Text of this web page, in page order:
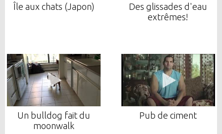
Île aux chats (Japon)
Des glissades d'eau
extrêmes!
Un bulldog fait du
moonwalk
Pub de ciment